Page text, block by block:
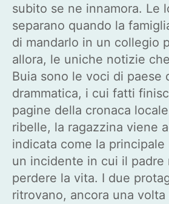
subito se ne innamora. Le
separano quando la
di mandarlo in un collegio
allora, le uniche notizie
Buia sono le voci di paese
drammatica, i cui fatti
pagine della cronaca
ribelle, la ragazzina viene
indicata come la principale
un incidente in cui il padre
perdere la vita. I due
ritrovano, ancora una volta